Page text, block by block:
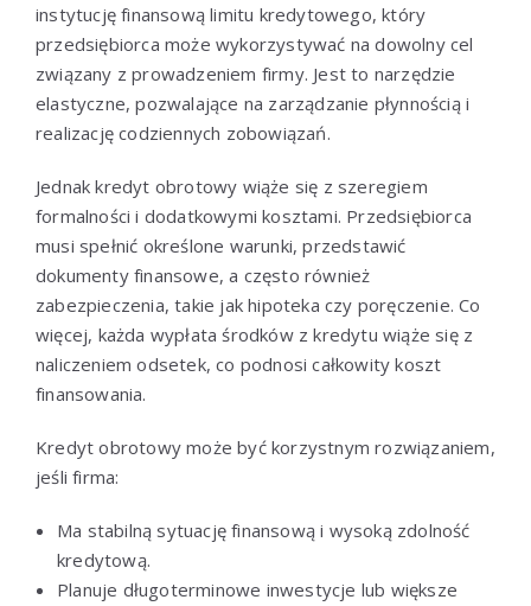
instytucję finansową limitu kredytowego, który
przedsiębiorca może wykorzystywać na dowolny cel
związany z prowadzeniem firmy. Jest to narzędzie
elastyczne, pozwalające na zarządzanie płynnością i
realizację codziennych zobowiązań.
Jednak kredyt obrotowy wiąże się z szeregiem
formalności i dodatkowymi kosztami. Przedsiębiorca
musi spełnić określone warunki, przedstawić
dokumenty finansowe, a często również
zabezpieczenia, takie jak hipoteka czy poręczenie. Co
więcej, każda wypłata środków z kredytu wiąże się z
naliczeniem odsetek, co podnosi całkowity koszt
finansowania.
Kredyt obrotowy może być korzystnym rozwiązaniem,
jeśli firma:
Ma stabilną sytuację finansową i wysoką zdolność
kredytową.
Planuje długoterminowe inwestycje lub większe